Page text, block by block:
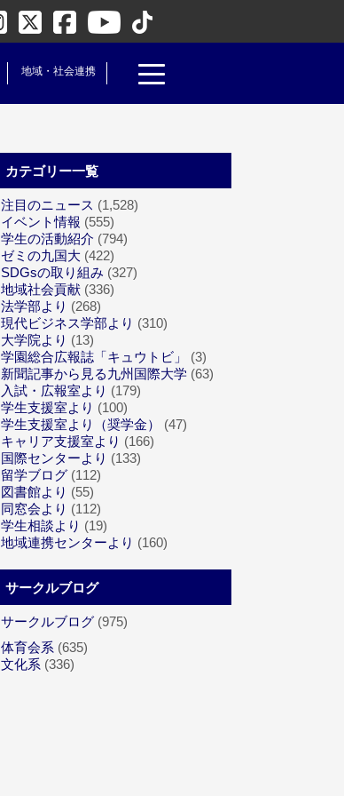
地域・社会連携
カテゴリー一覧
注目のニュース (1,528)
イベント情報 (555)
学生の活動紹介 (794)
ゼミの九国大 (422)
SDGsの取り組み (327)
地域社会貢献 (336)
法学部より (268)
現代ビジネス学部より (310)
大学院より (13)
学園総合広報誌「キュウトビ」
(3)
新聞記事から見る九州国際大学 (63)
入試・広報室より (179)
学生支援室より (100)
学生支援室より（奨学金）
(47)
キャリア支援室より (166)
国際センターより (133)
留学ブログ (112)
図書館より (55)
同窓会より (112)
学生相談より (19)
地域連携センターより (160)
サークルブログ
サークルブログ (975)
体育会系 (635)
文化系 (336)